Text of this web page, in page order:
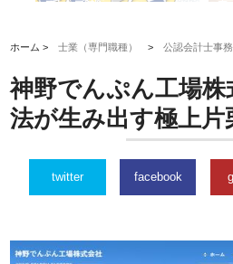
ストップ対応
由
ホーム >士業（専門職種） >公認会計士事
神野でんぷん工場
法が生み出す極上片
twitter facebook